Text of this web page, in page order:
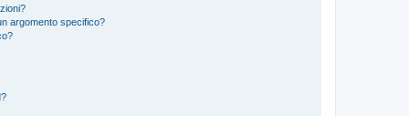
argomento specifico?